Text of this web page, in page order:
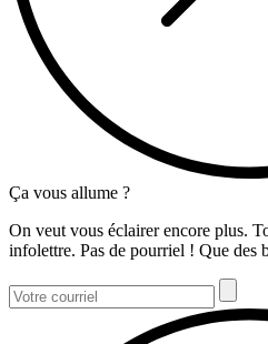
Ça vous allume ?
On veut vous éclairer encore plus.
infolettre. Pas de pourriel ! Que des